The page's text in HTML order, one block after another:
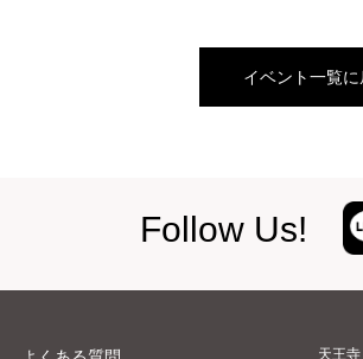
イベント一覧に
Follow Us!
天王